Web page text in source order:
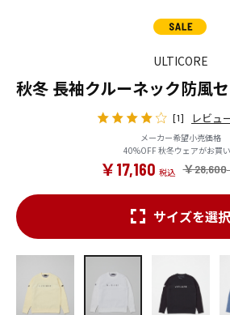
ULTICORE
秋冬 長袖クルーネック防風
[1] レビュ
メーカー希望小売価格
40%OFF 秋冬ウェアがお買
￥28,600
￥17,160
サイズを選択